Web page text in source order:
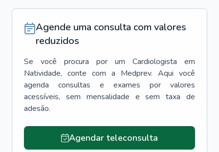
Agende uma consulta com valores
reduzidos
Se você procura por um Cardiologista
em
Natividade, conte com a Medprev. Aqui você
agenda consultas e exames por valores
acessíveis, sem mensalidade e sem taxa de
adesão.
Agendar teleconsulta